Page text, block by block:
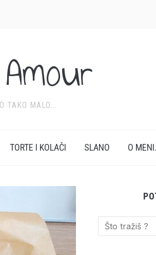
TAKO MALO...
TORTE I KOLAČI SLANO O